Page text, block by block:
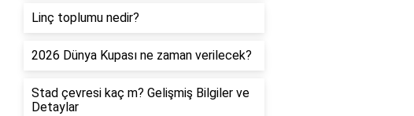
Linç toplumu nedir?
2026 Dünya Kupası ne zaman verilecek?
Stad çevresi kaç m? Gelişmiş Bilgiler ve
Detaylar